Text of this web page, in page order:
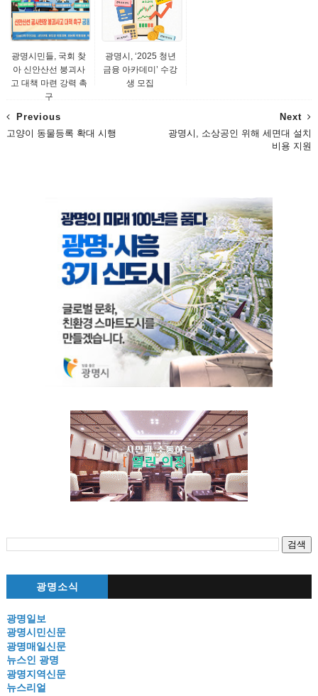
광명시민들, 국회 찾
아 신안산선 붕괴사
고 대책 마련 강력 촉
구
광명시, ‘2025 청년
금융 아카데미’ 수강
생 모집
Next
광명시, 소상공인 위해 세면대 설치
비용 지원
Previous
고양이 동물등록 확대 시행
광명소식
광명일보
광명시민신문
광명매일신문
뉴스인 광명
광명지역신문
뉴스리얼